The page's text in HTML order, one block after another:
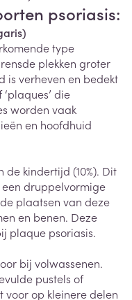
psoriasis:
type
plekken groter
is verheven en bedekt
die
worden vaak
en hoofdhuid
kindertijd (10%). Dit
druppelvormige
plaatsen van deze
en benen. Deze
plaque psoriasis.
bij volwassenen.
pustels of
voor op kleinere delen